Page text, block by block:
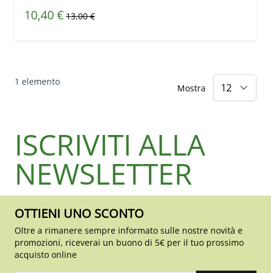
Prezzo speciale
10,40 € Prezzo predefinito
13,00 €
1 elemento
Mostra
ISCRIVITI ALLA
NEWSLETTER
OTTIENI UNO SCONTO
Oltre a rimanere sempre informato sulle nostre novità e
promozioni, riceverai un buono di 5€ per il tuo prossimo
acquisto online